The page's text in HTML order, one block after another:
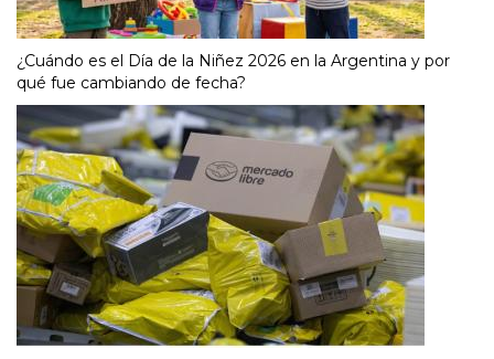
¿Cuándo es el Día de la Niñez 2026 en la Argentina y por
qué fue cambiando de fecha?